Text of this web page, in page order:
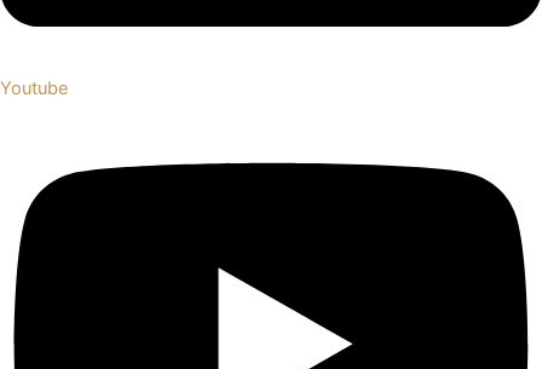
Youtube